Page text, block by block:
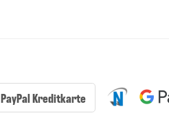
PayPal Kreditkarte